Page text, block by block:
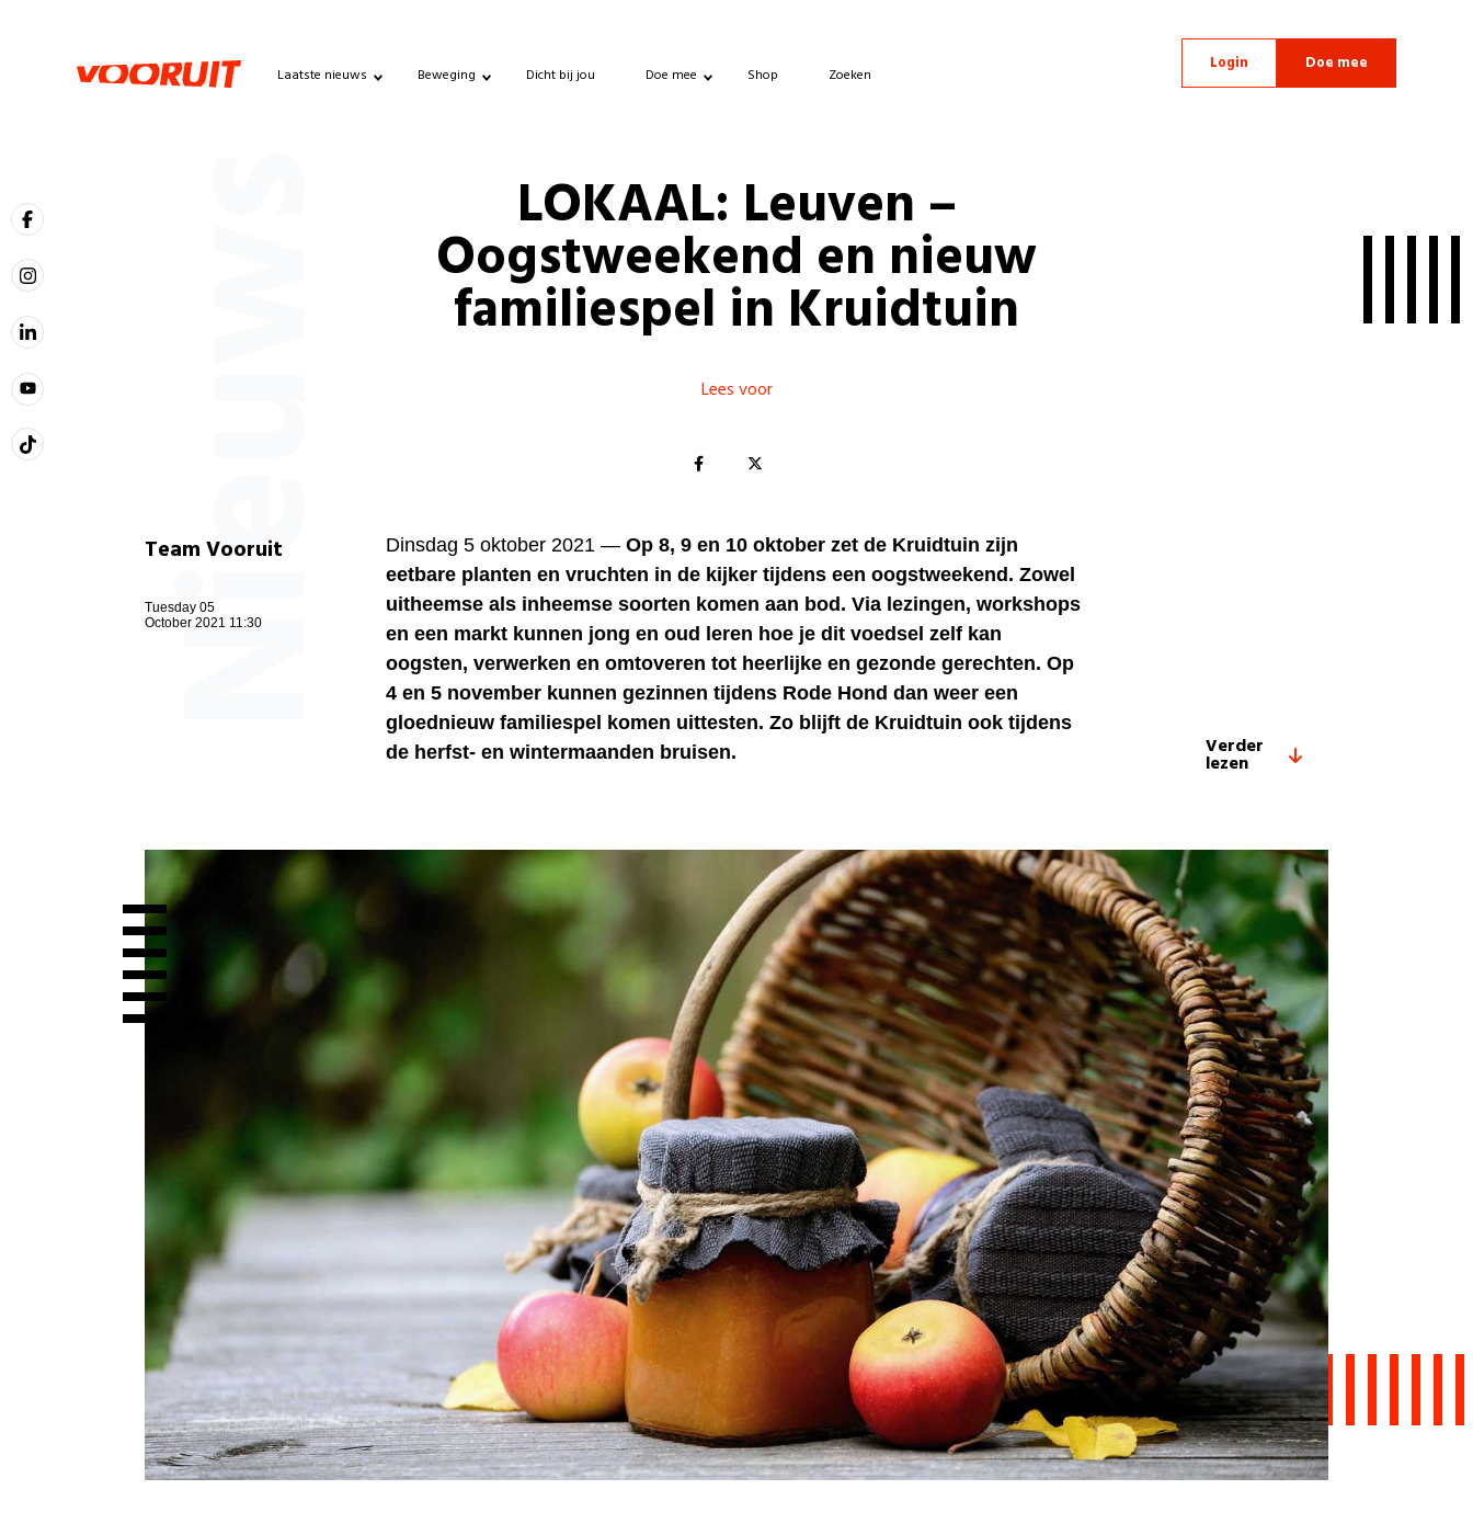
Laatste nieuws Beweging Dicht bij jou Doe mee Shop Zoeken
Login Doe mee
Nieuws LOKAAL: Leuven –
Oogstweekend en nieuw
familiespel in Kruidtuin
Lees voor
Team Vooruit
Tuesday 05
October 2021 11:30
Dinsdag 5 oktober 2021 — Op 8, 9 en 10 oktober zet de Kruidtuin zijn
eetbare planten en vruchten in de kijker tijdens een oogstweekend. Zowel
uitheemse als inheemse soorten komen aan bod. Via lezingen, workshops
en een markt kunnen jong en oud leren hoe je dit voedsel zelf kan
oogsten, verwerken en omtoveren tot heerlijke en gezonde gerechten. Op
4 en 5 november kunnen gezinnen tijdens Rode Hond dan weer een
gloednieuw familiespel komen uittesten. Zo blijft de Kruidtuin ook tijdens
de herfst- en wintermaanden bruisen.
Verder
lezen